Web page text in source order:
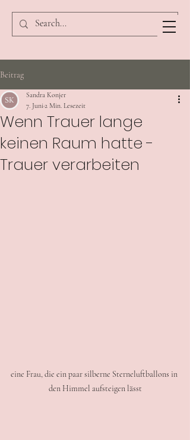
Beitrag
Wenn Trauer lange
keinen Raum hatte -
Trauer verarbeiten
Sandra Konjer
7. Juni2 Min. Lesezeit
eine Frau, die ein paar silberne Sterneluftballons in
den Himmel aufsteigen lässt